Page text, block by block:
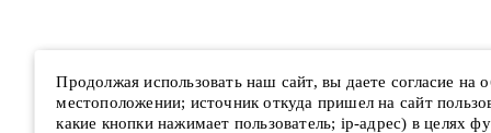
Продолжая использовать наш сайт, вы даете согласие на
местоположении; источник откуда пришел на сайт
какие кнопки нажимает пользователь; ip-адрес) в целях